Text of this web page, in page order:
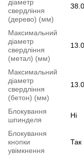
діаметр
свердління
(дерево) (мм)
Максимальний
діаметр
свердління
(метал) (мм)
Максимальний
діаметр
свердління
(бетон) (мм)
Блокування
шпинделя
Ні
Блокування
кнопки
увімкнення
Так